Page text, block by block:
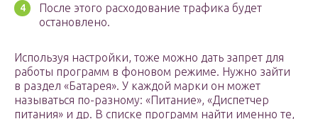
После этого расходование трафика будет
остановлено.
Используя настройки, тоже можно дать запрет для
работы программ в фоновом режиме. Нужно зайти
в раздел «Батарея». У каждой марки он может
называться по-разному: «Питание», «Диспетчер
питания» и др. В списке программ найти именно те,